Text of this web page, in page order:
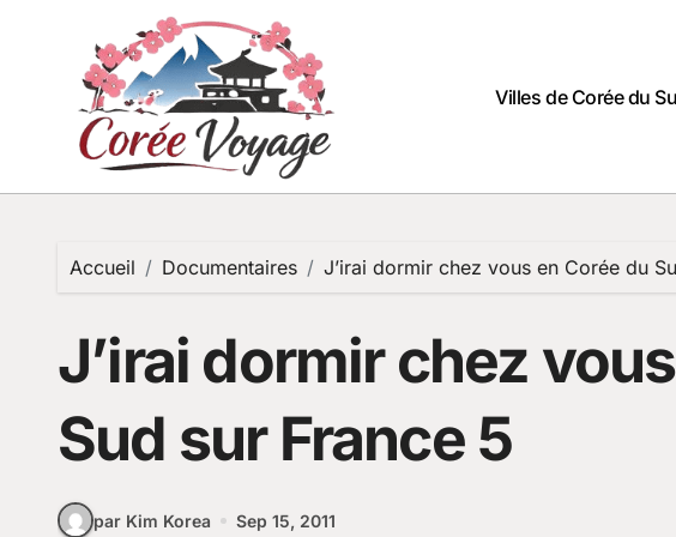
Villes de Corée du
Accueil Documentaires J’irai dormir chez vous en Corée du
J’irai dormir chez
Sud sur France 5
par Kim Korea
Sep 15, 2011